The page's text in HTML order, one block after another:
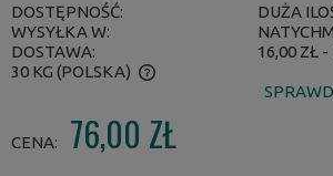
DOSTĘPNOŚĆ:
DUŻA
WYSYŁKA W:
DOSTAWA:
16,00 ZŁ -
30 KG (POLSKA)
CENA NIE ZAWIERA EWENTUALNYCH
CENA: 76,00 ZŁ